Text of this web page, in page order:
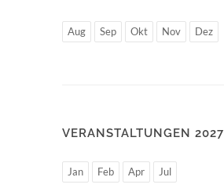
Aug Sep Okt Nov Dez
VERANSTALTUNGEN 2027
Jan Feb Apr Jul